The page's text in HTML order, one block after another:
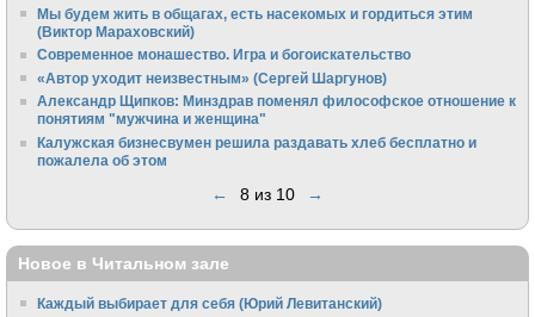
Мы будем жить в общагах, есть насекомых и гордиться этим
(Виктор Мараховский)
Cовременное монашество. Игра и богоискательство
«Автор уходит неизвестным» (Сергей Шаргунов)
Александр Щипков: Минздрав поменял философское отношение к
понятиям "мужчина и женщина"
Калужская бизнесвумен решила раздавать хлеб бесплатно и
пожалела об этом
← 8 из 10 →
Новое в Читальном зале
Каждый выбирает для себя (Юрий Левитанский)